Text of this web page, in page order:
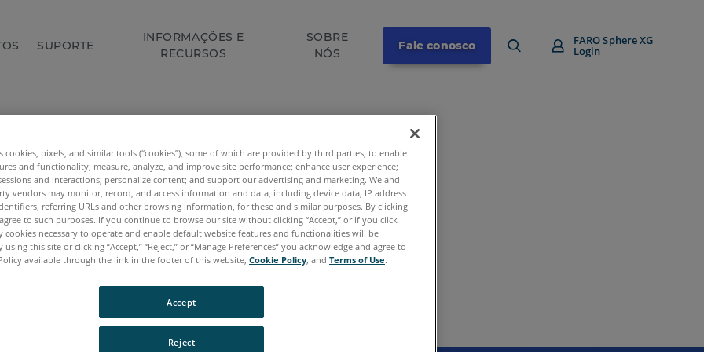
SUPORTE
INFORMAÇÕES E
RECURSOS
SOBRE
NÓS
Fale conosco FARO Sphere XG
Login
por entrar em contato a FARO.
pedido e alguém entrará em contato com você em breve.
explorando o site para informar-se mais sobre a FARO e
soluções.
cookies, pixels, and similar tools (“cookies”), some of which are provided by third parties, to enable
and functionality; measure, analyze, and improve site performance; enhance user experience;
and interactions; personalize content; and support our advertising and marketing. We and
vendors may monitor, record, and access information and data, including device data, IP address
referring URLs and other browsing information, for these and similar purposes. By clicking
to such purposes. If you continue to browse our site without clicking “Accept,” or if you click
cookies necessary to operate and enable default website features and functionalities will be
using this site or clicking “Accept,” “Reject,” or “Manage Preferences” you acknowledge and agree to
available through the link in the footer of this website, Cookie Policy, and Terms of Use.
Reject
Accept